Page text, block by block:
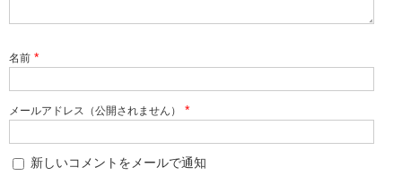
名前 *
メールアドレス（公開されません） *
新しいコメントをメールで通知